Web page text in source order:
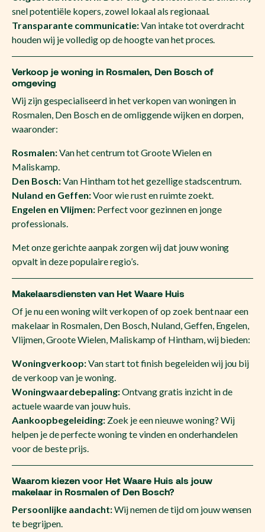
snel potentiële kopers, zowel lokaal als regionaal.
Transparante communicatie:Van intake tot overdracht
houden wij je volledig op de hoogte van het proces.
Verkoop je woning in Rosmalen, Den Bosch of
omgeving
Wij zijn gespecialiseerd in het verkopen van woningen in
Rosmalen, Den Bosch en de omliggende wijken en dorpen,
waaronder:
Rosmalen:Van het centrum tot Groote Wielen en
Maliskamp.
Den Bosch:Van Hintham tot het gezellige stadscentrum.
Nuland en Geffen:Voor wie rust en ruimte zoekt.
Engelen en Vlijmen:Perfect voor gezinnen en jonge
professionals.
Met onze gerichte aanpak zorgen wij dat jouw woning
opvalt in deze populaire regio’s.
Makelaarsdiensten van Het Waare Huis
Of je nu een woning wilt verkopen of op zoek bent naar een
makelaar in Rosmalen, Den Bosch, Nuland, Geffen, Engelen,
Vlijmen, Groote Wielen, Maliskamp of Hintham, wij bieden:
Woningverkoop:Van start tot finish begeleiden wij jou bij
de verkoop van je woning.
Woningwaardebepaling:Ontvang gratis inzicht in de
actuele waarde van jouw huis.
Aankoopbegeleiding:Zoek je een nieuwe woning? Wij
helpen je de perfecte woning te vinden en onderhandelen
voor de beste prijs.
Waarom kiezen voor Het Waare Huis als jouw
makelaar in Rosmalen of Den Bosch?
Persoonlijke aandacht:Wij nemen de tijd om jouw wensen
te begrijpen.